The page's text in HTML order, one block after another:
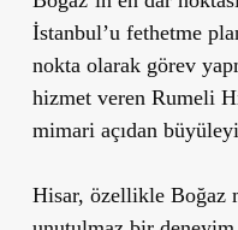
İstanbul’u fethetme
nokta olarak görev
hizmet veren Rumeli
mimari açıdan
Hisar, özellikle Boğaz